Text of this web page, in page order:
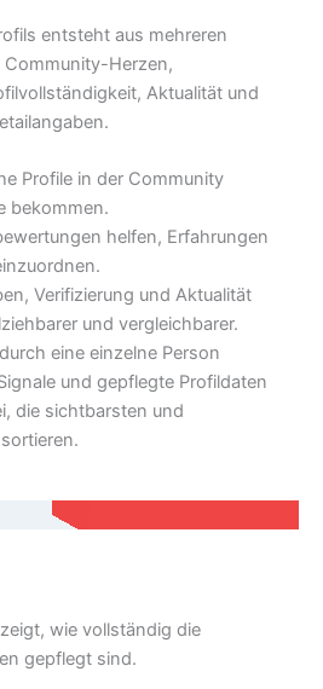
entsteht aus mehreren
Community-Herzen,
Aktualität und
Profile in der Community
bekommen.
helfen, Erfahrungen
Verifizierung und Aktualität
und vergleichbarer.
eine einzelne Person
und gepflegte Profildaten
die sichtbarsten und
wie vollständig die
gepflegt sind.